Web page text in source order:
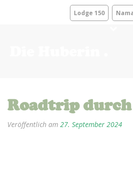
Lodge 150
Roadtrip
Veröffentlich am 27. September 2024